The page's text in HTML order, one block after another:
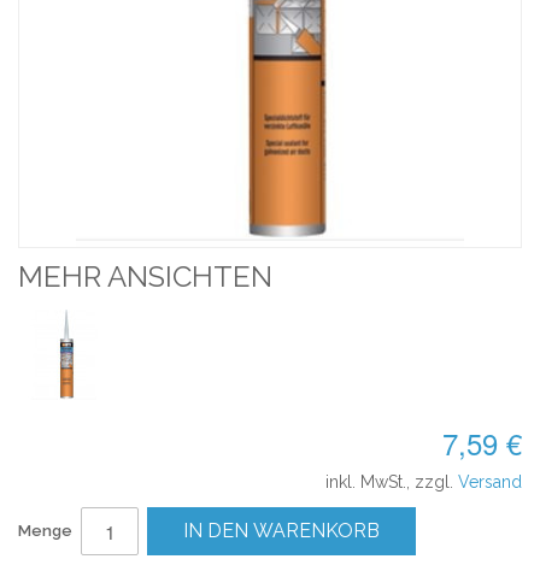
MEHR ANSICHTEN
7,59 €
inkl. MwSt., zzgl. Versand
Menge IN DEN WARENKORB